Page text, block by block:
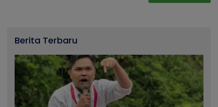
Berita Terbaru